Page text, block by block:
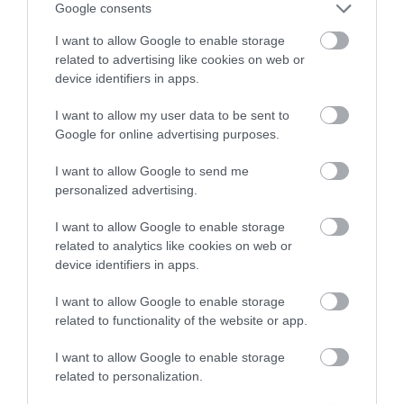
Google consents
I want to allow Google to enable storage
related to advertising like cookies on web or
device identifiers in apps.
I want to allow my user data to be sent to
Google for online advertising purposes.
I want to allow Google to send me
personalized advertising.
I want to allow Google to enable storage
related to analytics like cookies on web or
device identifiers in apps.
I want to allow Google to enable storage
related to functionality of the website or app.
I want to allow Google to enable storage
related to personalization.
Τα κοινωνικά δίκτυα τρίτων μερών μπορούν να τοποθετήσουν
cookies στη συσκευή σας αν επιλέξετε να μοιραστείτε υλικό από τον
ιστότοπό μας με αυτά, κάνοντας κλικ σε ένα από τα ενσωματωμένα
πλήκτρα με τίτλο «Κοινή χρήση» (share).
(share) δεν θα είναι διαθέσιμη.
Όλη η διαδικτυακή κίνηση (μεταφορά αρχείων) μεταξύ αυτού του
κρυπτογραφημένη και μεταφέρεται μέσω του πρωτοκόλλου HTTPS
κάνοντας χρήση του SSL (SecureSocketsLayer).
Χρησιμοποιούμε έναν αριθμό τρίτων φορέων για την επεξεργασία
προσωπικών δεδομένων για εμάς. Αυτοί οι φορείς έχουν επιλεγεί
προσεκτικά ώστε να συμμορφώνονται με τη νομοθεσία που
αναφέρθηκε στο παρόν κείμενο.